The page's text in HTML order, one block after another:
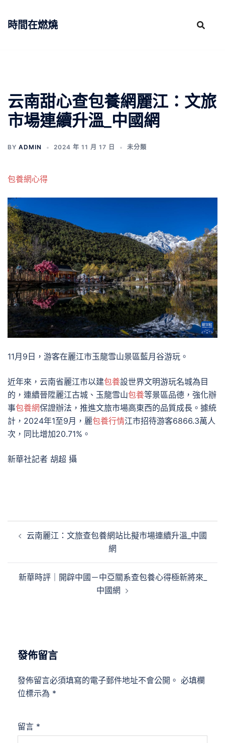
時間在燃燒
云南甜心查包養網麗江：文旅
市場連續升溫_中國網
BY ADMIN 2024 年 11 月 17 日 未分類
包養網心得
11月9日，游客在麗江市玉龍雪山景區藍月谷游玩。
近年來，云南省麗江市以建包養設世界文明游玩名城為目
的，連續晉陞麗江古城、玉龍雪山包養等景區品德，強化辦
事包養網保證辦法，推進文旅市場高東西的品質成長。據統
計，2024年1至9月，麗包養行情江市招待游客6866.3萬人
次，同比增加20.71%。
新華社記者 胡超 攝
章
云南麗江：文旅查包養網站比擬市場連續升溫_中國
網
新華時評｜開辟中國－中亞關系查包養心得極新將來_
中國網
發佈留言
發佈留言必須填寫的電子郵件地址不會公開。 必填欄
位標示為 *
留言 *